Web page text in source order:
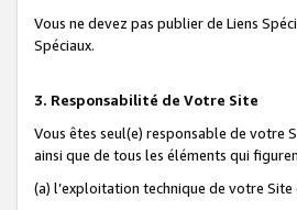
Vous ne devez pas publier de Liens
Spéciaux.
3. Responsabilité de Votre Site
Vous êtes seul(e) responsable de votre
ainsi que de tous les éléments qui
(a) l’exploitation technique de votre